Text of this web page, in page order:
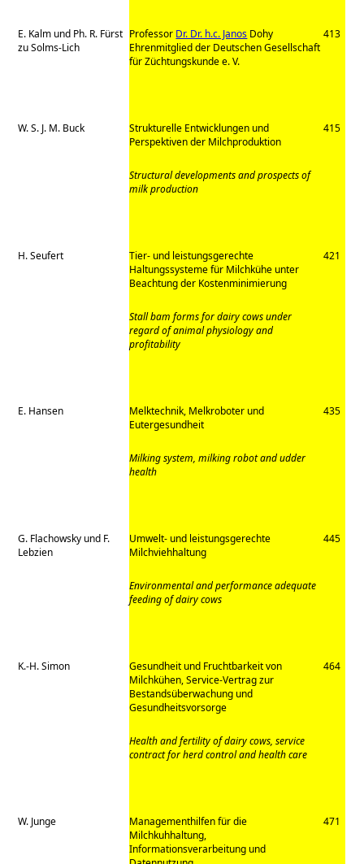
E. Kalm und Ph. R. Fürst
zu Solms-Lich
Professor Dr. Dr. h.c. Janos Dohy
Ehrenmitglied der Deutschen Gesellschaft
für Züchtungskunde e. V.
413
W. S. J. M. Buck
Strukturelle Entwicklungen und
Perspektiven der Milchproduktion
415
Structural developments and prospects of
milk production
H. Seufert
Tier- und leistungsgerechte
Haltungssysteme für Milchkühe unter
Beachtung der Kostenminimierung
421
Stall bam forms for dairy cows under
regard of animal physiology and
profitability
E. Hansen
Melktechnik, Melkroboter und
Eutergesundheit
435
Milking system, milking robot and udder
health
G. Flachowsky und F.
Lebzien
Umwelt- und leistungsgerechte
Milchviehhaltung
445
Environmental and performance adequate
feeding of dairy cows
K.-H. Simon
Gesundheit und Fruchtbarkeit von
Milchkühen, Service-Vertrag zur
Bestandsüberwachung und
Gesundheitsvorsorge
464
Health and fertility of dairy cows, service
contract for herd control and health care
W. Junge
Managementhilfen für die
Milchkuhhaltung,
Informationsverarbeitung und
471